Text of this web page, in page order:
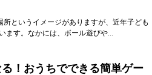
というイメージがありますが、近年子ども
ます。なかには、ボール遊びや...
！おうちでできる簡単ゲー